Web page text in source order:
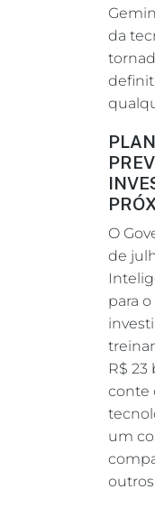
da
O
de
para
R$ 23
conte
um